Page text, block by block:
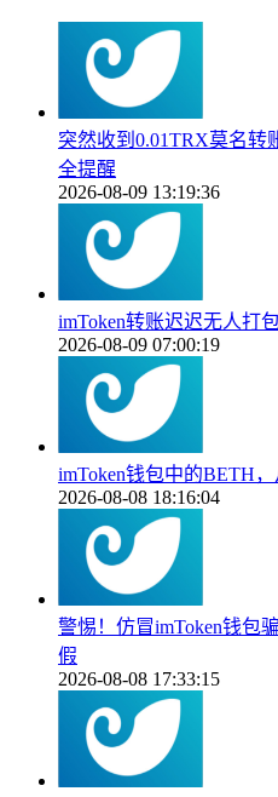
突然收到0.01TRX莫名转
全提醒
2026-08-09 13:19:36
imToken转账迟迟无人打
2026-08-09 07:00:19
imToken钱包中的BETH
2026-08-08 18:16:04
警惕！仿冒imToken钱包
假
2026-08-08 17:33:15